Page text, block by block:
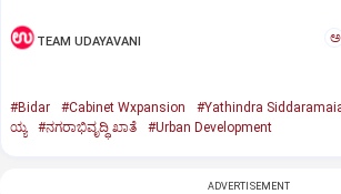
TEAM UDAYAVANI ಅ
#Bidar #Cabinet Wxpansion #Yathindra
ಯ್ಯ
#ನಗರಾಭಿವೃದ್ಧಿ ಖಾತೆ #Urban Development
ADVERTISEMENT